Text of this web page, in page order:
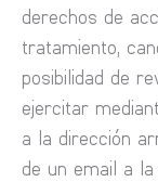
derechos de
tratamiento,
posibilidad de
ejercitar
a la dirección
de un email a